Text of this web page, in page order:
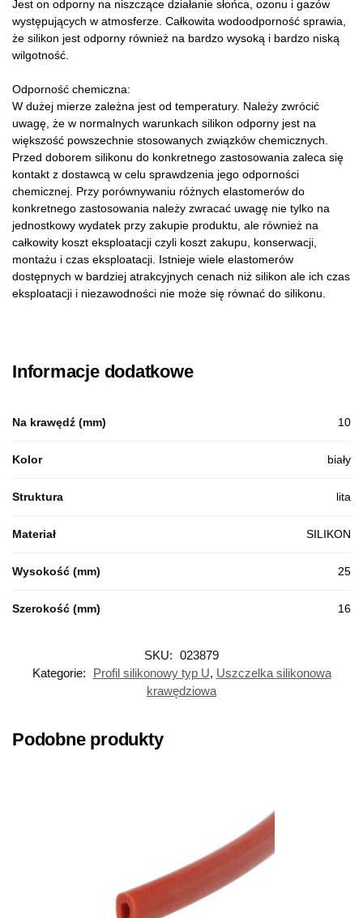
Jest on odporny na niszczące działanie słońca, ozonu i gazów
występujących w atmosferze. Całkowita wodoodporność sprawia,
że silikon jest odporny również na bardzo wysoką i bardzo niską
wilgotność.
Odporność chemiczna:
W dużej mierze zależna jest od temperatury. Należy zwrócić
uwagę, że w normalnych warunkach silikon odporny jest na
większość powszechnie stosowanych związków chemicznych.
Przed doborem silikonu do konkretnego zastosowania zaleca się
kontakt z dostawcą w celu sprawdzenia jego odporności
chemicznej. Przy porównywaniu różnych elastomerów do
konkretnego zastosowania należy zwracać uwagę nie tylko na
jednostkowy wydatek przy zakupie produktu, ale również na
całkowity koszt eksploatacji czyli koszt zakupu, konserwacji,
montażu i czas eksploatacji. Istnieje wiele elastomerów
dostępnych w bardziej atrakcyjnych cenach niż silikon ale ich czas
eksploatacji i niezawodności nie może się równać do silikonu.
Informacje dodatkowe
Na krawędź (mm) 10
Kolor biały
Struktura lita
Materiał SILIKON
Wysokość (mm) 25
Szerokość (mm) 16
SKU: 023879
Kategorie:
Profil silikonowy typ U, Uszczelka silikonowa
krawędziowa
Podobne produkty